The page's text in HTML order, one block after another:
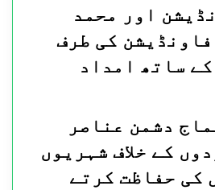
اور محمد
کی طرف
ساتھ امداد
دشمن عناصر
کے خلاف شہریوں
کی حفاظت کرتے